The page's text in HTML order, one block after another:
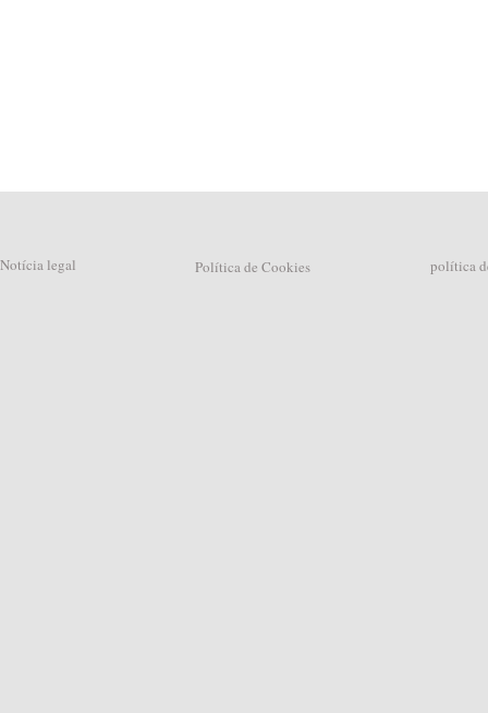
Política de Cookies
Notícia legal política